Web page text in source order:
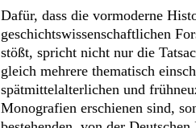
Dafür, dass die vormoderne
geschichtswissenschaftlichen
stößt, spricht nicht nur die
gleich mehrere thematisch
spätmittelalterlichen und
Monografien erschienen sind,